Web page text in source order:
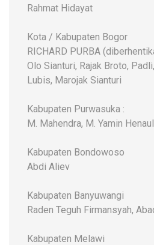
Rahmat Hidayat
Kota / Kabupaten Bogor
RICHARD PURBA
Olo Sianturi, Rajak Broto,
Lubis, Marojak Sianturi
Kabupaten Purwasuka :
M. Mahendra, M. Yamin
Kabupaten Bondowoso
Abdi Aliev
Kabupaten Banyuwangi
Raden Teguh Firmansyah,
Kabupaten Melawi